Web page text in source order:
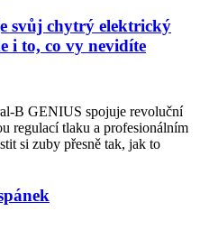
svůj chytrý elektrický
i to, co vy nevidíte
B GENIUS spojuje revoluční
regulací tlaku a profesionálním
si zuby přesně tak, jak to